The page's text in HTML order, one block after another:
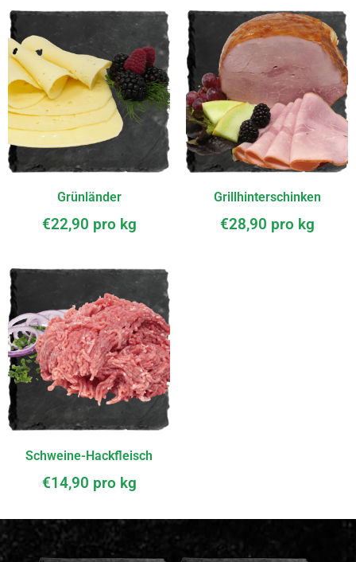
Grünländer
€22,90 pro kg
Grillhinterschinken
€28,90 pro kg
Schweine-Hackfleisch
€14,90 pro kg